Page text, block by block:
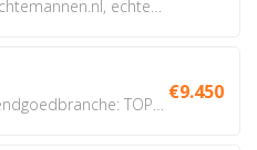
€9.450